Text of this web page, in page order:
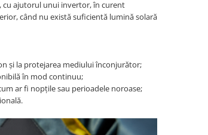
cu ajutorul unui invertor, în curent
când nu există suficientă lumină solară
și la protejarea mediului înconjurător;
în mod continuu;
ar fi nopțile sau perioadele noroase;